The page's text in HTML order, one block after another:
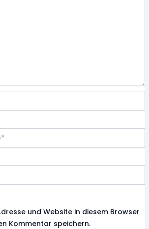
und Website in diesem Browser
Kommentar speichern.